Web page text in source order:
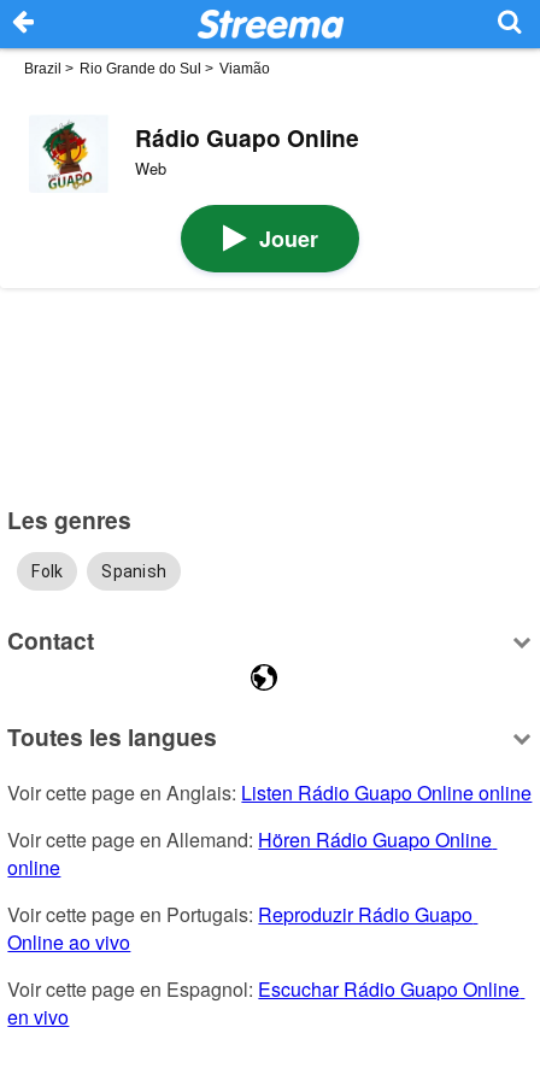
Brazil > Rio Grande do Sul > Viamão
Rádio Guapo Online
Web
Jouer
Les genres
Folk Spanish
Contact
Toutes les langues
Voir cette page en Anglais: Listen Rádio Guapo Online online
Voir cette page en Allemand: Hören Rádio Guapo Online
online
Voir cette page en Portugais: Reproduzir Rádio Guapo
Online ao vivo
Voir cette page en Espagnol: Escuchar Rádio Guapo Online
en vivo